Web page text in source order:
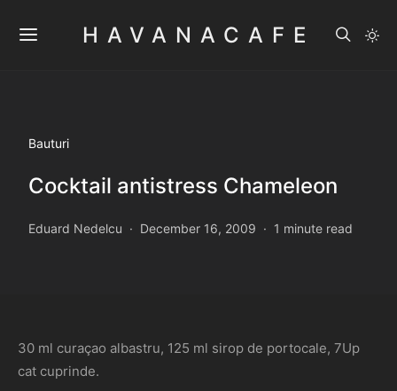
HAVANACAFE
Bauturi
Cocktail antistress Chameleon
Eduard Nedelcu December 16, 2009 1 minute read
30 ml curaçao albastru, 125 ml sirop de portocale, 7Up
cat cuprinde.